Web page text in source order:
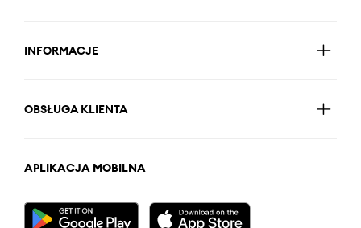
INFORMACJE
OBSŁUGA KLIENTA
APLIKACJA MOBILNA